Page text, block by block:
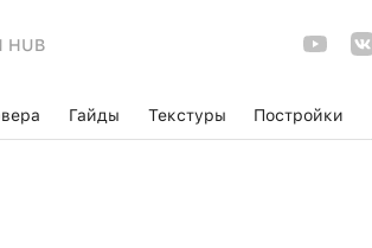
HUB
Гайды Текстуры Постройки